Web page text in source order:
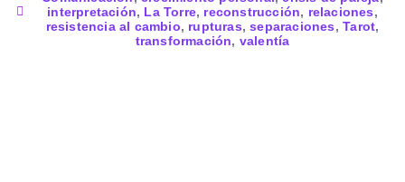
interpretación, La Torre, reconstrucción, relaciones,
resistencia al cambio, rupturas,separaciones,Tarot,
transformación, valentía